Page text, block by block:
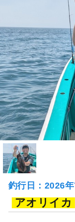
釣行日：2026
アオリイカ